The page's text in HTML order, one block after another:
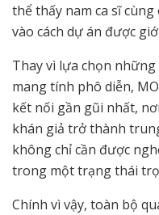
thể thấy nam ca sĩ
vào cách dự án được
Thay vì lựa chọn
mang tính phô diễn,
kết nối gần gũi nhất,
khán giả trở thành
không chỉ cần được
trong một trạng thái
Chính vì vậy, toàn bộ